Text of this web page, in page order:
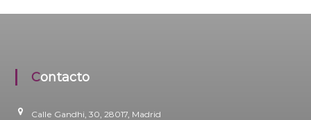
Contacto
Calle Gandhi, 30, 28017, Madrid